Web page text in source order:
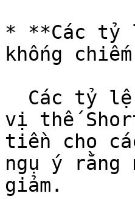
* **Các tỷ
khống
vị thế
tiền cho
ngụ ý rằng
giảm.